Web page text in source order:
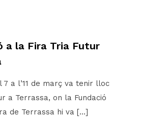
a la Fira Tria Futur
7 a l’11 de març va tenir lloc
a Terrassa, on la Fundació
de Terrassa hi va […]